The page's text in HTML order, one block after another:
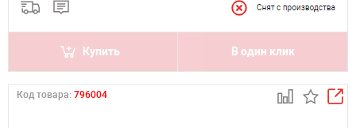
Купить В один клик
Код товара: 796004